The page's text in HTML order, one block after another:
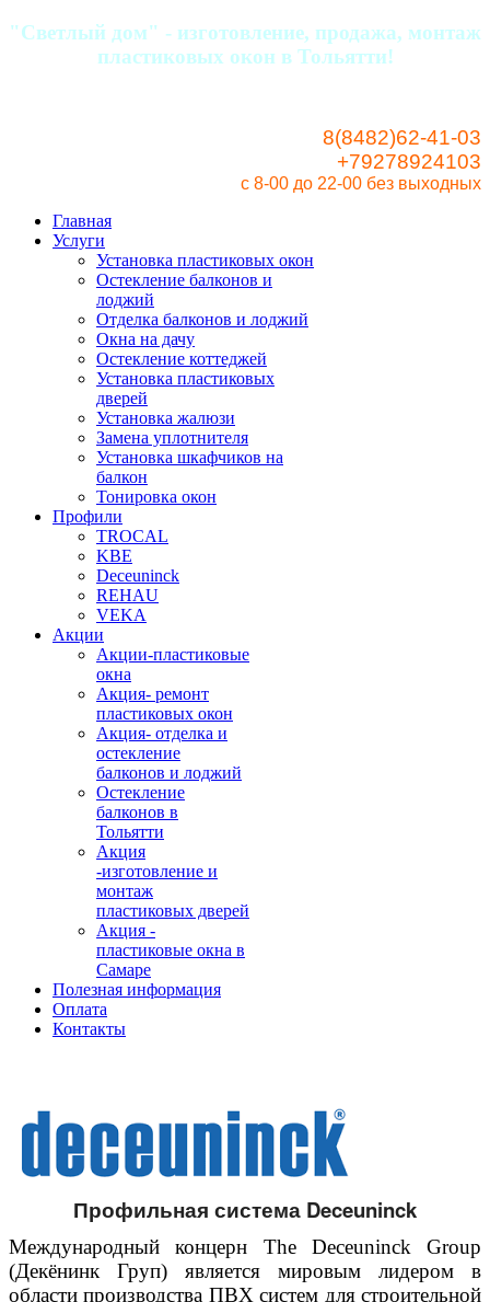
"Светлый дом" - изготовление, продажа, монтаж
пластиковых окон в Тольятти!
8(8482)62-41-03
+79278924103
с 8-00 до 22-00 без выходных
Главная
Услуги
Установка пластиковых окон
Остекление балконов и
лоджий
Отделка балконов и лоджий
Окна на дачу
Остекление коттеджей
Установка пластиковых
дверей
Установка жалюзи
Замена уплотнителя
Установка шкафчиков на
балкон
Тонировка окон
Профили
TROCAL
KBE
Deceuninck
REHAU
VEKA
Акции
Акции-пластиковые
окна
Акция- ремонт
пластиковых окон
Акция- отделка и
остекление
балконов и лоджий
Остекление
балконов в
Тольятти
Акция
-изготовление и
монтаж
пластиковых дверей
Акция -
пластиковые окна в
Самаре
Полезная информация
Оплата
Контакты
Профильная система Deceuninck
Международный концерн The Deceuninck Group
(Декёнинк Груп) является мировым лидером в
области производства ПВХ систем для строительной